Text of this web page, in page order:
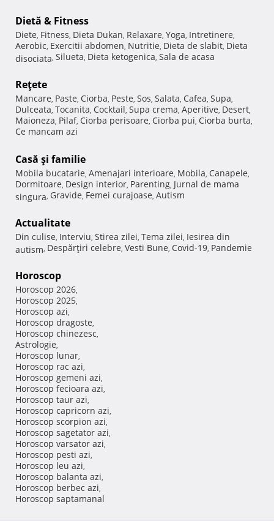
Dietă & Fitness
Diete, Fitness, Dieta Dukan, Relaxare, Yoga, Intretinere,
Aerobic, Exercitii abdomen, Nutritie, Dieta de slabit, Dieta
disociata, Silueta, Dieta ketogenica, Sala de acasa
Reţete
Mancare, Paste, Ciorba, Peste, Sos, Salata, Cafea, Supa,
Dulceata, Tocanita, Cocktail, Supa crema, Aperitive, Desert,
Maioneza, Pilaf, Ciorba perisoare, Ciorba pui, Ciorba burta,
Ce mancam azi
Casă şi familie
Mobila bucatarie, Amenajari interioare, Mobila, Canapele,
Dormitoare, Design interior, Parenting, Jurnal de mama
singura, Gravide, Femei curajoase, Autism
Actualitate
Din culise, Interviu, Stirea zilei, Tema zilei, Iesirea din
autism, Despărţiri celebre, Vesti Bune, Covid-19, Pandemie
Horoscop
Horoscop 2026,
Horoscop 2025,
Horoscop azi,
Horoscop dragoste,
Horoscop chinezesc,
Astrologie,
Horoscop lunar,
Horoscop rac azi,
Horoscop gemeni azi,
Horoscop fecioara azi,
Horoscop taur azi,
Horoscop capricorn azi,
Horoscop scorpion azi,
Horoscop sagetator azi,
Horoscop varsator azi,
Horoscop pesti azi,
Horoscop leu azi,
Horoscop balanta azi,
Horoscop berbec azi,
Horoscop saptamanal